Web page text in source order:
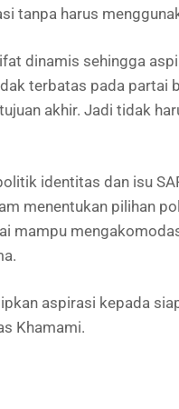
tanpa harus
dinamis sehingga
terbatas pada partai
akhir. Jadi tidak
identitas dan isu
menentukan pilihan
mampu
aspirasi kepada
Khamami.